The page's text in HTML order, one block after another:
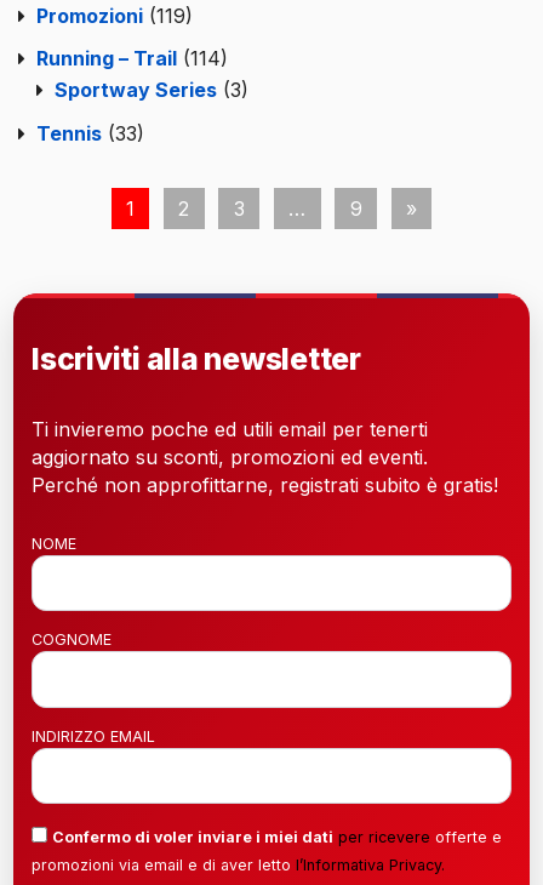
Promozioni (119)
Running – Trail (114)
Sportway Series (3)
Tennis (33)
1 2 3 … 9 »
Iscriviti alla newsletter
Ti invieremo poche ed utili email per tenerti
aggiornato su sconti, promozioni ed eventi.
Perché non approfittarne, registrati subito è gratis!
NOME
COGNOME
INDIRIZZO EMAIL
Confermo di voler inviare i miei dati per ricevere offerte e
promozioni via email e di aver letto l’Informativa Privacy.